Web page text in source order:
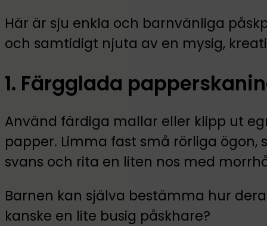
Här är sju enkla och barnvänliga
och samtidigt njuta av en mysig,
1. Färgglada
Använd färdiga mallar eller klipp ut
papper. Limma fast små rörliga
svans och rita en liten nos med
Barnen kan själva bestämma hur
kanske en lite busig påskhare?